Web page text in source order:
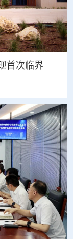
首次临界